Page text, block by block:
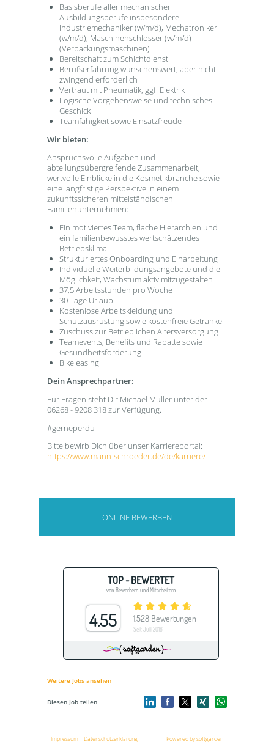
Basisberufe aller mechanischer
Ausbildungsberufe insbesondere
Industriemechaniker (w/m/d), Mechatroniker
(w/m/d), Maschinenschlosser (w/m/d)
(Verpackungsmaschinen)
Bereitschaft zum Schichtdienst
Berufserfahrung wünschenswert, aber nicht
zwingend erforderlich
Vertraut mit Pneumatik, ggf. Elektrik
Logische Vorgehensweise und technisches
Geschick
Teamfähigkeit sowie Einsatzfreude
Wir bieten:
Anspruchsvolle Aufgaben und
abteilungsübergreifende Zusammenarbeit,
wertvolle Einblicke in die Kosmetikbranche sowie
eine langfristige Perspektive in einem
zukunftssicheren mittelständischen
Familienunternehmen:
Ein motiviertes Team, flache Hierarchien und
ein familienbewusstes wertschätzendes
Betriebsklima
Strukturiertes Onboarding und Einarbeitung
Individuelle Weiterbildungsangebote und die
Möglichkeit, Wachstum aktiv mitzugestalten
37,5 Arbeitsstunden pro Woche
30 Tage Urlaub
Kostenlose Arbeitskleidung und
Schutzausrüstung sowie kostenfreie Getränke
Zuschuss zur Betrieblichen Altersversorgung
Teamevents, Benefits und Rabatte sowie
Gesundheitsförderung
Bikeleasing
Dein Ansprechpartner:
Für Fragen steht Dir Michael Müller unter der
06268 - 9208 318 zur Verfügung.
#gerneperdu
Bitte bewirb Dich über unser Karriereportal:
https://www.mann-schroeder.de/de/karriere/
ONLINE BEWERBEN
Weitere Jobs ansehen
Diesen Job teilen
Impressum | Datenschutzerklärung Powered by softgarden